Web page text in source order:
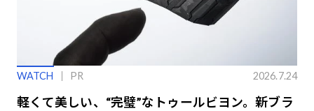
WATCH PR 2026.7.24
軽くて美しい、“完璧”なトゥールビヨン。新ブラ